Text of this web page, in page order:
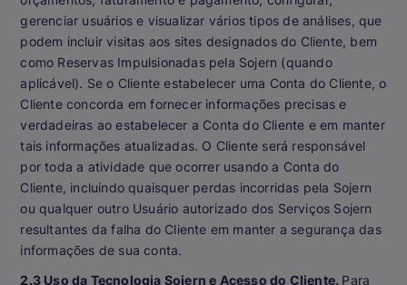
gerenciar usuários e visualizar vários tipos de análises, que
podem incluir visitas aos sites designados do Cliente, bem
como Reservas Impulsionadas pela Sojern (quando
aplicável). Se o Cliente estabelecer uma Conta do Cliente, o
Cliente concorda em fornecer informações precisas e
verdadeiras ao estabelecer a Conta do Cliente e em manter
tais informações atualizadas. O Cliente será responsável
por toda a atividade que ocorrer usando a Conta do
Cliente, incluindo quaisquer perdas incorridas pela Sojern
ou qualquer outro Usuário autorizado dos Serviços Sojern
resultantes da falha do Cliente em manter a segurança das
informações de sua conta.
2.3 Uso da Tecnologia Sojern e Acesso do Cliente. Para